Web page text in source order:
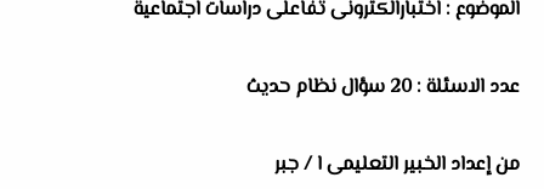
الموضوع : اختبارالكترونى تفاعلى دراسات اجتماعية
عدد الاسئلة : 20 سؤال نظام حديث
من إعداد الخبير التعليمى ا / جبر